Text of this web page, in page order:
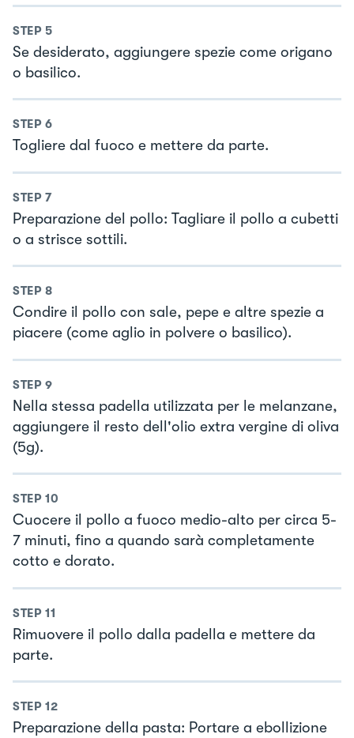
STEP 5
Se desiderato, aggiungere spezie come origano
o basilico.
STEP 6
Togliere dal fuoco e mettere da parte.
STEP 7
Preparazione del pollo: Tagliare il pollo a cubetti
o a strisce sottili.
STEP 8
Condire il pollo con sale, pepe e altre spezie a
piacere (come aglio in polvere o basilico).
STEP 9
Nella stessa padella utilizzata per le melanzane,
aggiungere il resto dell'olio extra vergine di oliva
(5g).
STEP 10
Cuocere il pollo a fuoco medio-alto per circa 5-
7 minuti, fino a quando sarà completamente
cotto e dorato.
STEP 11
Rimuovere il pollo dalla padella e mettere da
parte.
STEP 12
Preparazione della pasta: Portare a ebollizione